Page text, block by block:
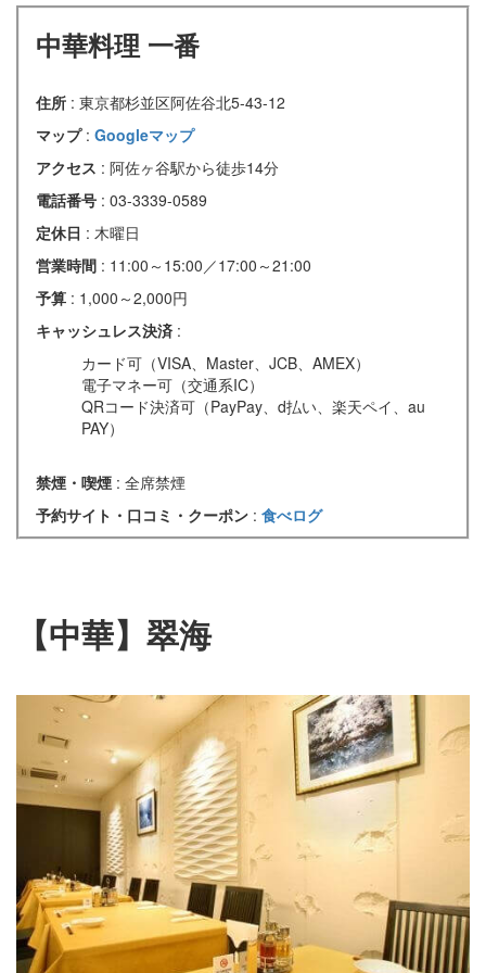
中華料理 一番
住所 : 東京都杉並区阿佐谷北5-43-12
マップ : Googleマップ
アクセス : 阿佐ヶ谷駅から徒歩14分
電話番号 : 03-3339-0589
定休日 : 木曜日
営業時間 : 11:00～15:00／17:00～21:00
予算 : 1,000～2,000円
キャッシュレス決済 :
カード可（VISA、Master、JCB、AMEX）
電子マネー可（交通系IC）
QRコード決済可（PayPay、d払い、楽天ペイ、au
PAY）
禁煙・喫煙 : 全席禁煙
予約サイト・口コミ・クーポン : 食べログ
【中華】翠海